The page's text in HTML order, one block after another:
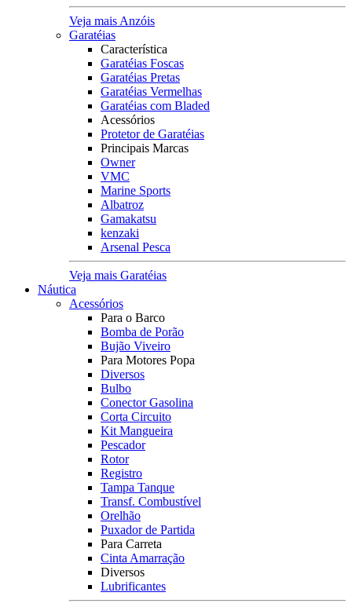
Veja mais Anzóis
Garatéias
Característica
Garatéias Foscas
Garatéias Pretas
Garatéias Vermelhas
Garatéias com Bladed
Acessórios
Protetor de Garatéias
Principais Marcas
Owner
VMC
Marine Sports
Albatroz
Gamakatsu
kenzaki
Arsenal Pesca
Veja mais Garatéias
Náutica
Acessórios
Para o Barco
Bomba de Porão
Bujão Viveiro
Para Motores Popa
Diversos
Bulbo
Conector Gasolina
Corta Circuito
Kit Mangueira
Pescador
Rotor
Registro
Tampa Tanque
Transf. Combustível
Orelhão
Puxador de Partida
Para Carreta
Cinta Amarração
Diversos
Lubrificantes